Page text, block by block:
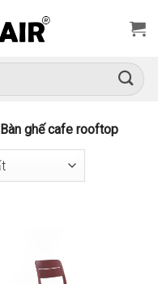
Bàn ghế cafe rooftop